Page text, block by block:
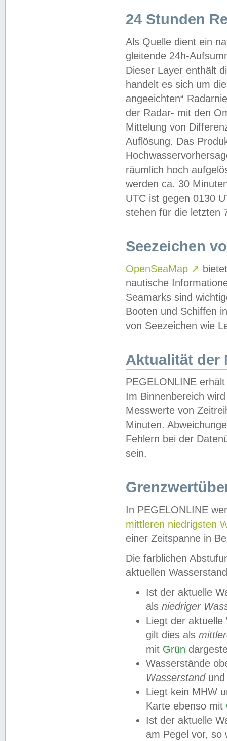
24 Stunden
Als Quelle dient ein
gleitende 24h-
Dieser Layer enthält
handelt es sich um
angeeichten“
der Radar- mit den
Mittelung von
Auflösung. Das
räumlich hoch
werden ca. 30
UTC ist gegen 0130
stehen für die letzten
Seezeichen
OpenSeaMap ↗
nautische
Seamarks sind
Booten und Schiffen
von Seezeichen wie
Aktualität der
PEGELONLINE
Im Binnenbereich
Messwerte von
Minuten.
Fehlern bei der
sein.
In PEGELONLINE
mittleren niedrigsten
einer Zeitspanne in
Die farblichen
aktuellen
Ist der aktuelle
als niedriger
Liegt der
gilt dies als
mit Grün
Wasserstände
Wasserstandund
Liegt kein MHW
Karte ebenso mit
Ist der aktuelle
am Pegel vor,